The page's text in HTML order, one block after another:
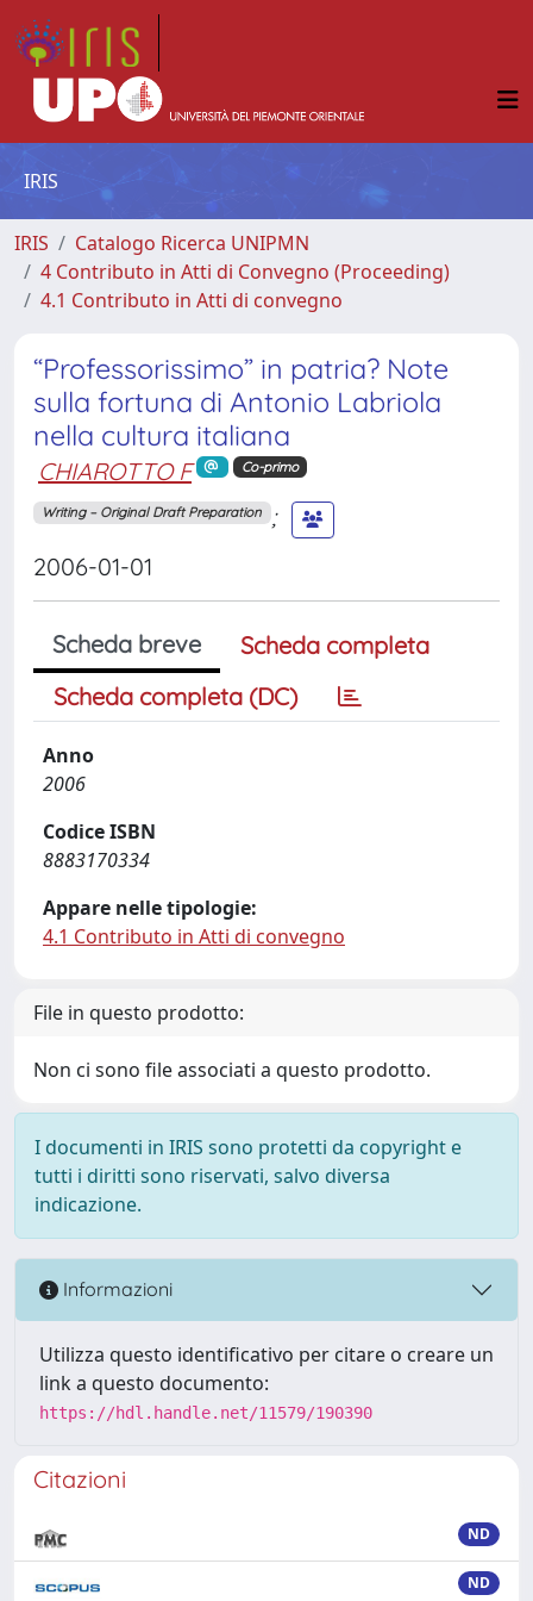
IRIS
IRIS
Catalogo Ricerca UNIPMN
4 Contributo in Atti di Convegno (Proceeding)
4.1 Contributo in Atti di convegno
“Professorissimo” in patria? Note
sulla fortuna di Antonio Labriola
nella cultura italiana
CHIAROTTO F Co-primo
Writing – Original Draft Preparation ;
2006-01-01
Scheda breve
Scheda completa
Scheda completa (DC)
Anno
2006
Codice ISBN
8883170334
Appare nelle tipologie:
4.1 Contributo in Atti di convegno
File in questo prodotto:
Non ci sono file associati a questo prodotto.
I documenti in IRIS sono protetti da copyright e
tutti i diritti sono riservati, salvo diversa
indicazione.
Informazioni
Utilizza questo identificativo per citare o creare un
link a questo documento:
https://hdl.handle.net/11579/190390
Citazioni
ND
ND